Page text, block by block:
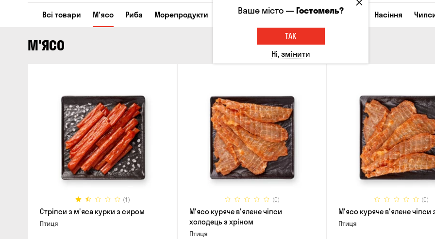
Всі товари М'ясо Риба Морепродукти Сирні закуски Горішки Кукурудза Насіння
М'ЯСО
(1)
Стріпси з м'яса курки з сиром
Птиця
(0)
М'ясо куряче в'ялене чіпси
холодець з хріном
Птиця
(0)
М'ясо куряче в'ялене чіпси
Птиця
Ваше місто —Гостомель?
ТАК
Ні, змінити